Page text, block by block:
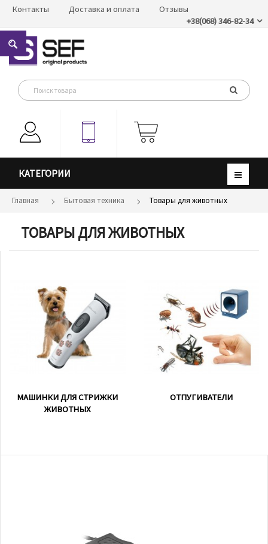
Контакты Доставка и оплата
Отзывы
+38(068) 346-82-34
КАТЕГОРИИ
Главная Бытовая техника Товары для животных
ТОВАРЫ ДЛЯ ЖИВОТНЫХ
МАШИНКИ ДЛЯ СТРИЖКИ
ЖИВОТНЫХ
ОТПУГИВАТЕЛИ